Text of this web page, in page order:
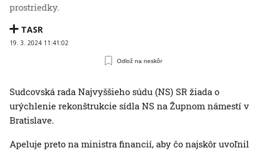
prostriedky.
TASR
19. 3. 2024 11:41:02
Odlož na neskôr
Sudcovská rada Najvyššieho súdu (NS) SR žiada o
urýchlenie rekonštrukcie sídla NS na Župnom námestí v
Bratislave.
Apeluje preto na ministra financií, aby čo najskôr uvoľnil